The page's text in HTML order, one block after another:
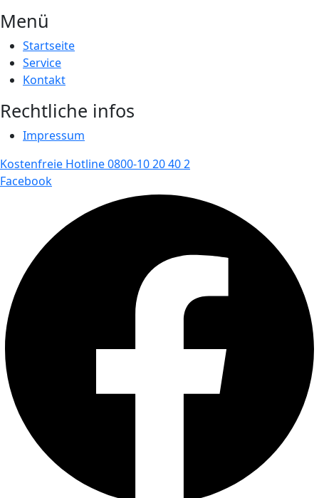
Menü
Startseite
Service
Kontakt
Rechtliche infos
Impressum
Kostenfreie Hotline 0800-10 20 40 2
Facebook